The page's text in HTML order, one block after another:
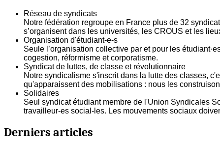
Réseau de syndicats
Notre fédération regroupe en France plus de 32
s’organisent dans les universités, les CROUS et les
Organisation d'étudiant-e-s
Seule l’organisation collective par et pour les
cogestion, réformisme et corporatisme.
Syndicat de luttes, de classe et révolutionnaire
Notre syndicalisme s'inscrit dans la lutte des classes,
qu'apparaissent des mobilisations : nous les
Solidaires
Seul syndicat étudiant membre de l'Union Syndicales
travailleur-es social-les. Les mouvements sociaux
Derniers articles